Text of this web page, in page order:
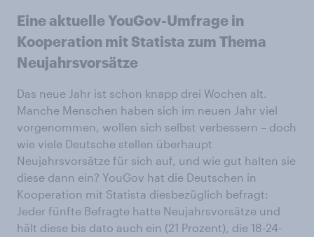
Eine aktuelle YouGov-Umfrage in
Kooperation mit Statista zum Thema
Neujahrsvorsätze
Das neue Jahr ist schon knapp drei Wochen alt.
Manche Menschen haben sich im neuen Jahr viel
vorgenommen, wollen sich selbst verbessern – doch
wie viele Deutsche stellen überhaupt
Neujahrsvorsätze für sich auf, und wie gut halten sie
diese dann ein? YouGov hat die Deutschen in
Kooperation mit Statista diesbezüglich befragt:
Jeder fünfte Befragte hatte Neujahrsvorsätze und
hält diese bis dato auch ein (21 Prozent), die 18-24-